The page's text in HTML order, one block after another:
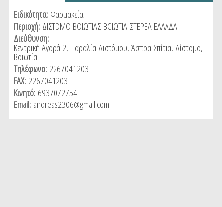
tab)
Ειδικότητα: Φαρμακεία
Περιοχή: ΔΙΣΤΟΜΟ ΒΟΙΩΤΙΑΣ ΒΟΙΩΤΙΑ ΣΤΕΡΕΑ ΕΛΛΑΔΑ
Διεύθυνση:
Κεντρική Αγορά 2, Παραλία Διστόμου, Άσπρα Σπίτια, Δίστομο,
Βοιωτία
Τηλέφωνο: 2267041203
FAX: 2267041203
Κινητό: 6937072754
Email: andreas2306@gmail.com